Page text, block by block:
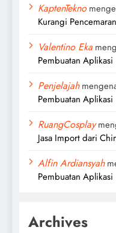
KaptenTekno
Kurangi
Valentino Eka
Pembuatan Aplikasi
Penjelajah
Pembuatan Aplikasi
RuangCosplay
Jasa Import dari
Alfin Ardiansyah
Pembuatan Aplikasi
Archives